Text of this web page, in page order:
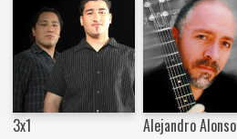
3x1 Alejandro Alonso